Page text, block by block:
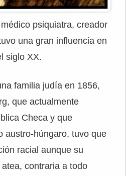
psiquiatra, creador
una gran influencia en
siglo XX.
familia judía en 1856,
que actualmente
Checa y que
austro-húngaro, tuvo que
racial aunque su
contraria a todo